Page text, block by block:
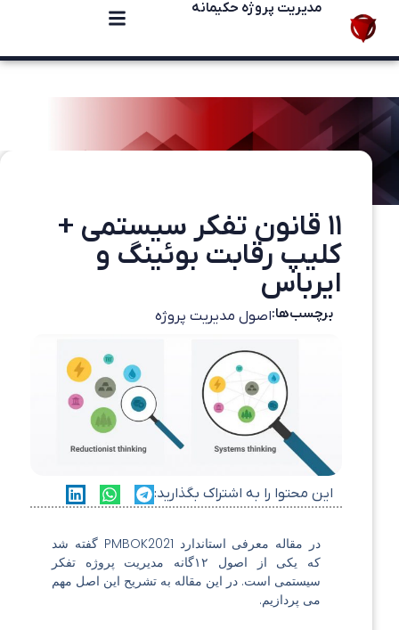
مدیریت پروژه حکیمانه
۱۱ قانون تفکر سیستمی +
کلیپ رقابت بوئینگ و
ایرباس
برچسب‌ها:اصول مدیریت پروژه
این محتوا را به اشتراک بگذارید:
در مقاله معرفی استاندارد PMBOK2021
گفته شد
که یکی از اصول ۱۲گانه مدیریت پروژه تفکر
سیستمی است. در این مقاله به تشریح این اصل مهم
می پردازیم.